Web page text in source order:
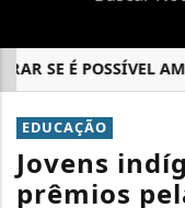
SE É POSSÍVEL
EM ALTA
EDUCAÇÃO
Jovens
prêmios